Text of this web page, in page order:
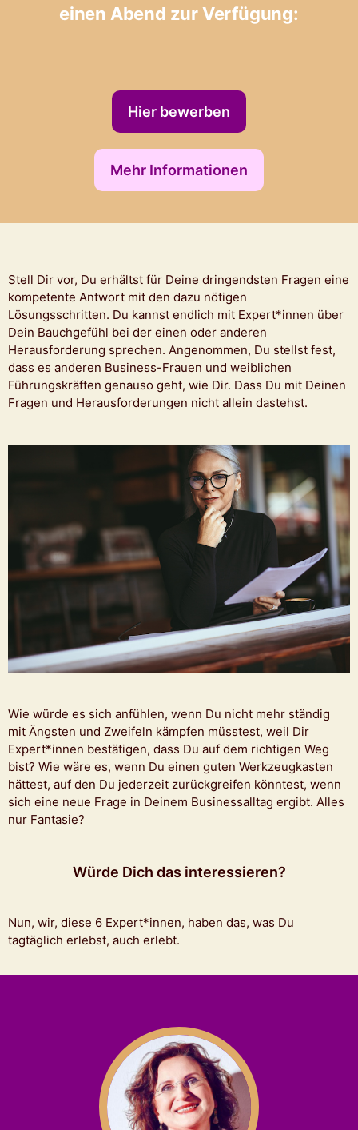
einen Abend zur Verfügung:
Hier bewerben
Mehr Informationen
Stell Dir vor, Du erhältst für Deine dringendsten Fragen eine
kompetente Antwort mit den dazu nötigen
Lösungsschritten. Du kannst endlich mit Expert*innen über
Dein Bauchgefühl bei der einen oder anderen
Herausforderung sprechen. Angenommen, Du stellst fest,
dass es anderen Business-Frauen und weiblichen
Führungskräften genauso geht, wie Dir. Dass Du mit Deinen
Fragen und Herausforderungen nicht allein dastehst.
Wie würde es sich anfühlen, wenn Du nicht mehr ständig
mit Ängsten und Zweifeln kämpfen müsstest, weil Dir
Expert*innen bestätigen, dass Du auf dem richtigen Weg
bist? Wie wäre es, wenn Du einen guten Werkzeugkasten
hättest, auf den Du jederzeit zurückgreifen könntest, wenn
sich eine neue Frage in Deinem Businessalltag ergibt. Alles
nur Fantasie?
Würde Dich das interessieren?
Nun, wir, diese 6 Expert*innen, haben das, was Du
tagtäglich erlebst, auch erlebt.